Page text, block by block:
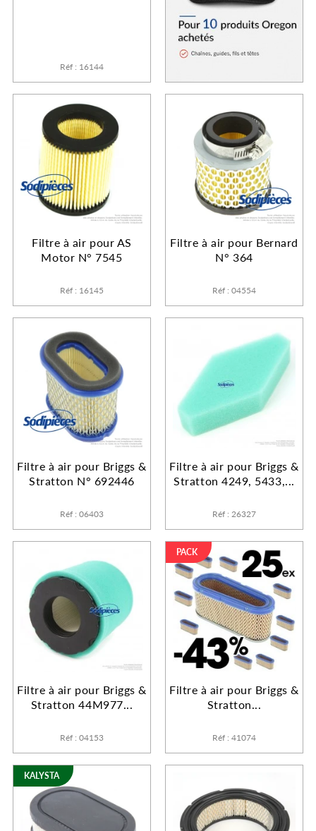
Réf : 16144
Filtre à air pour AS
Motor N° 7545
Réf : 16145
Filtre à air pour Bernard
N° 364
Réf : 04554
Filtre à air pour Briggs &
Stratton N° 692446
Réf : 06403
Filtre à air pour Briggs &
Stratton 4249, 5433,...
Réf : 26327
Filtre à air pour Briggs &
Stratton 44M977...
Réf : 04153
Filtre à air pour Briggs &
Stratton...
Réf : 41074
PACK
KALYSTA